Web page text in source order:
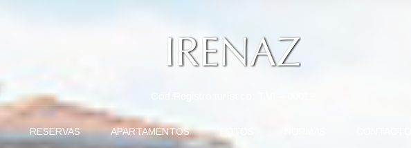
RESERVAS APARTAMENTOS